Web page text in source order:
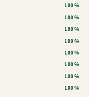
100 %
100 %
100 %
100 %
100 %
100 %
100 %
100 %